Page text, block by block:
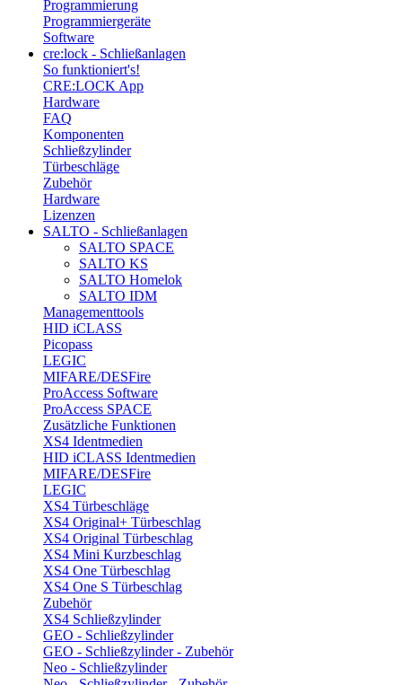
Programmierung
Programmiergeräte
Software
cre:lock - Schließanlagen
So funktioniert's!
CRE:LOCK App
Hardware
FAQ
Komponenten
Schließzylinder
Türbeschläge
Zubehör
Hardware
Lizenzen
SALTO - Schließanlagen
SALTO SPACE
SALTO KS
SALTO Homelok
SALTO IDM
Managementtools
HID iCLASS
Picopass
LEGIC
MIFARE/DESFire
ProAccess Software
ProAccess SPACE
Zusätzliche Funktionen
XS4 Identmedien
HID iCLASS Identmedien
MIFARE/DESFire
LEGIC
XS4 Türbeschläge
XS4 Original+ Türbeschlag
XS4 Original Türbeschlag
XS4 Mini Kurzbeschlag
XS4 One Türbeschlag
XS4 One S Türbeschlag
Zubehör
XS4 Schließzylinder
GEO - Schließzylinder
GEO - Schließzylinder - Zubehör
Neo - Schließzylinder